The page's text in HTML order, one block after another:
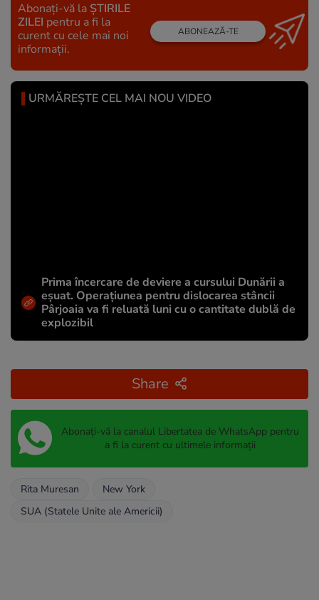
Abonați-vă la ȘTIRILE
ZILEI pentru a fi la
curent cu cele mai noi
informații.
ABONEAZĂ-TE
URMĂREȘTE CEL MAI NOU VIDEO
Prima încercare de deviere a cursului Dunării a
eșuat. Operațiunea pentru dislocarea stâncii
Pârjoaia va fi reluată luni cu o cantitate dublă de
explozibil
Share
Abonați-vă la canalul Libertatea de WhatsApp pentru
a fi la curent cu ultimele informații
Rita Muresan
New York
SUA (Statele Unite ale Americii)